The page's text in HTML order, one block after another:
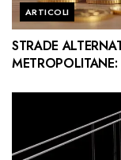
ARTICOLI
STRADE